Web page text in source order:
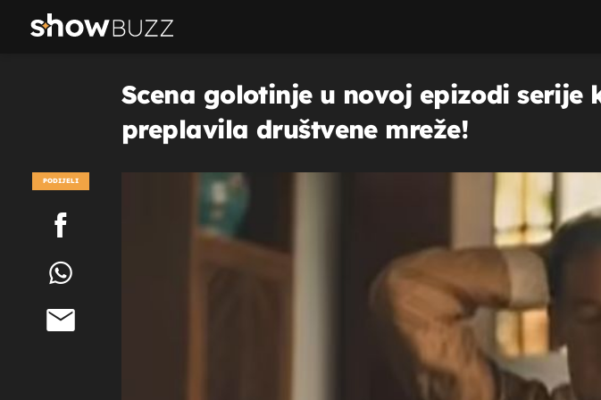
Scena golotinje u novoj epizodi serije
preplavila društvene mreže!
PODIJELI
POGLEDAJ